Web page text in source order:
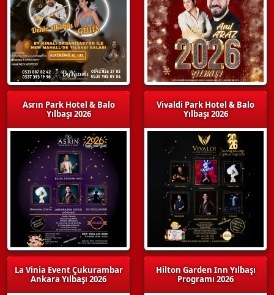
Asrın Park Hotel & Balo
Yılbaşı 2026
La Vinia Event Çukurambar
Ankara Yılbaşı 2026
Vivaldi Park Hotel & Balo
Yılbaşı 2026
Hilton Garden Inn Yılbaşı
Programı 2026